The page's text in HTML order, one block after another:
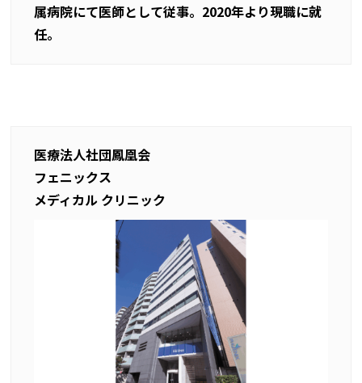
属病院にて医師として従事。2020年より現職に就
任。
医療法人社団鳳凰会
フェニックス
メディカル クリニック